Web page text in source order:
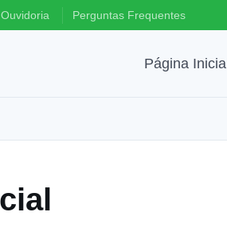
Ouvidoria Perguntas Frequentes
Página Inicial